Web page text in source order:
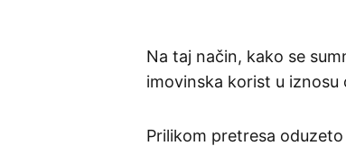
Na taj način, kako se
imovinska korist u iznosu
Prilikom pretresa